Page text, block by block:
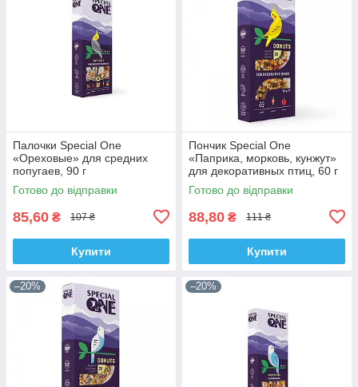
Палочки Speciаl One
«Ореховые» для средних
попугаев, 90 г
Готово до відправки
85,60 ₴ 107 ₴
Купити
Пончик Speciаl One
«Паприка, морковь, кунжут»
для декоративных птиц, 60 г
Готово до відправки
88,80 ₴ 111 ₴
Купити
–20% –20%